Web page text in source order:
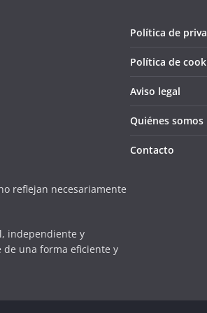
reflejan necesariamente
independiente y
una forma eficiente y
Política de
Política de
Aviso legal
Quiénes somos
Contacto